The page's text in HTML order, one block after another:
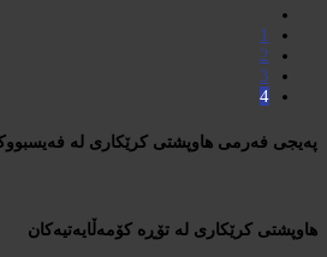
1
2
3
4
پەیجی فەرمی هاوپشتی کرێکاری لە
هاوپشتی کرێکاری لە تۆڕە کۆمەڵایەتیەکان